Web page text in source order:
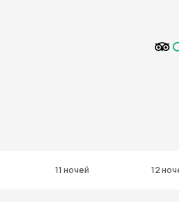
11 ночей 12